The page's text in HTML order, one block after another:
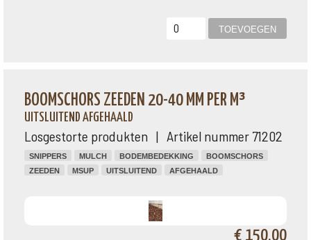
BOOMSCHORS ZEEDEN 20-40 MM PER M³
UITSLUITEND AFGEHAALD
Losgestorte produkten | Artikel nummer 71202
SNIPPERS MULCH BODEMBEDEKKING
BOOMSCHORS
ZEEDEN
MSUP UITSLUITEND AFGEHAALD
€ 150,00